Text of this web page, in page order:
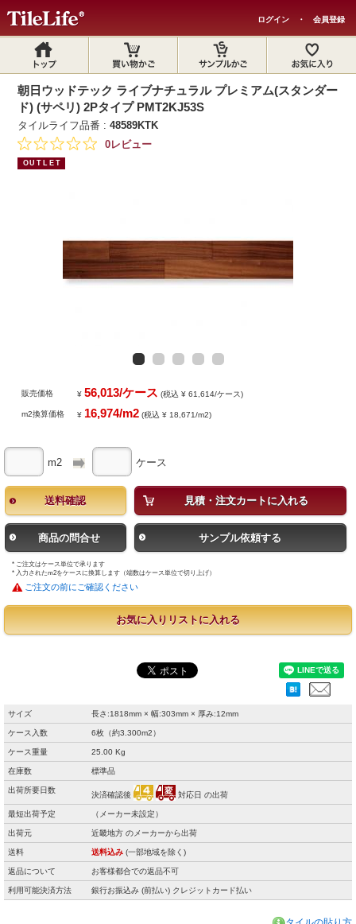
ログイン ・ 会員登録
朝日ウッドテック ライブナチュラル プレミアム(スタンダー
ド) (サペリ) 2Pタイプ PMT2KJ53S
タイルライフ品番 :48589KTK
0レビュー
OUTLET
販売価格 ¥56,013/ケース (税込 ¥ 61,614/ケース)
m2換算価格 ¥ 16,974/m2 (税込 ¥ 18,671/m2)
m2 ケース
送料確認 見積・注文カートに入れる
商品の問合せ サンプル依頼する
* ご注文はケース単位で承ります
* 入力されたm2をケースに換算します（端数はケース単位で切り上げ）
ご注文の前にご確認ください
お気に入りリストに入れる
サイズ 長さ:1818mm × 幅:303mm × 厚み:12mm
ケース入数 6枚（約3.300m2）
ケース重量 25.00 Kg
在庫数 標準品
出荷所要日数
決済確認後 対応日 の出荷
最短出荷予定 （メーカー未設定）
出荷元 近畿地方 のメーカーから出荷
送料 送料込み (一部地域を除く)
返品について お客様都合での返品不可
利用可能決済方法 銀行お振込み (前払い) クレジットカード払い